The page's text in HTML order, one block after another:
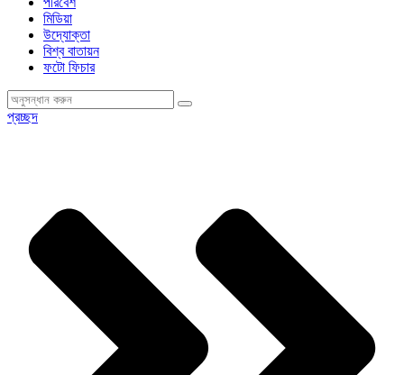
মিডিয়া
উদ্যোক্তা
বিশ্ব বাতায়ন
ফটো ফিচার
প্রচ্ছদ